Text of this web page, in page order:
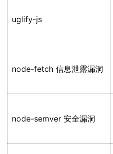
uglify-js
node-fetch 信息泄露漏洞
node-semver 安全漏洞